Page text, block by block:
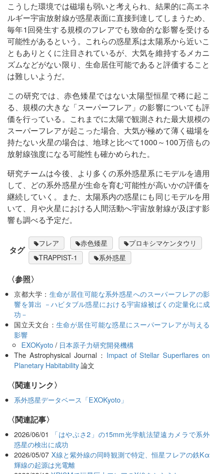
こうした環境では磁場も弱いと考えられ、結果的に高エネ
ルギー宇宙放射線が惑星表面に直接到達してしまうため、
毎年1回発生する規模のフレアでも致命的な影響を受ける
可能性があるという。これらの惑星系は太陽系から近いこ
ともありとくに注目されているが、大気を維持するメカニ
ズムなどがない限り、生命居住可能であると評価すること
は難しいようだ。
この研究では、赤色矮星ではない太陽型恒星で稀に起こ
る、規模の大きな「スーパーフレア」の影響についても評
価を行っている。これまでに太陽で観測された最大規模の
スーパーフレアが起こった場合、大気が極めて薄く磁場を
持たない火星の場合は、地球と比べて1000～100万倍もの
放射線強度になる可能性も確かめられた。
研究チームは今後、より多くの系外惑星系にモデルを適用
して、どの系外惑星が生命を育む可能性が高いかの評価を
継続していく。また、太陽系内の惑星にも同じモデルを用
いて、月や火星における人間活動へ宇宙放射線が及ぼす影
響も調べる予定だ。
タグ
フレア 赤色矮星
プロキシマケンタウリ
TRAPPIST-1
系外惑星
〈参照〉
京都大学： 生命が居住可能な系外惑星へのスーパーフレアの影
響を算出 －ハビタブル惑星における宇宙線被ばくの定量化に成
功－
国立天文台： 生命が居住可能な惑星にスーパーフレアが与える
影響
EXOKyoto/ 日本原子力研究開発機構
The Astrophysical Journal： Impact of Stellar Superflares on
Planetary Habitability論文
〈関連リンク〉
系外惑星データベース「EXOKyoto」
関連記事
2026/06/01
「はやぶさ2」の15mm光学航法望遠カメラで系外
惑星の検出に成功
2026/05/07 X線と紫外線の同時観測で特定、恒星フレアの鉄Kα
輝線の起源は光電離